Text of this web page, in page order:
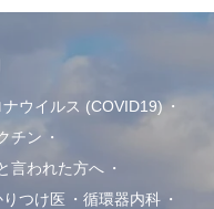
ナウイルス (COVID19)
チン
言われた方へ
つけ医
循環器内科